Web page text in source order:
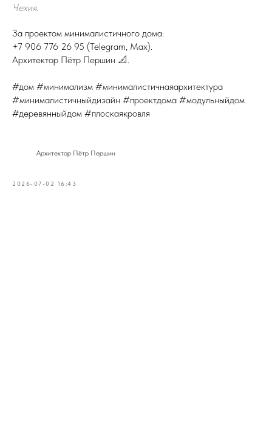
Чехия.
За проектом минималистичного дома:
+7 906 776 26 95 (Telegram, Max).
Архитектор Пётр Першин 📐.
#дом #минимализм #минималистичнаяархитектура
#минималистичныйдизайн #проектдома #модульныйдом
#деревянныйдом #плоскаякровля
Архитектор Пётр Першин
2026-07-02 16:43